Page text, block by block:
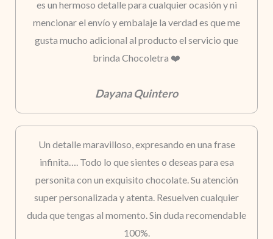
es un hermoso detalle para cualquier ocasión y ni
mencionar el envío y embalaje la verdad es que me
gusta mucho adicional al producto el servicio que
brinda Chocoletra ❤️
Dayana Quintero
Un detalle maravilloso, expresando en una frase
infinita…. Todo lo que sientes o deseas para esa
personita con un exquisito chocolate. Su atención
super personalizada y atenta. Resuelven cualquier
duda que tengas al momento. Sin duda recomendable
100%.